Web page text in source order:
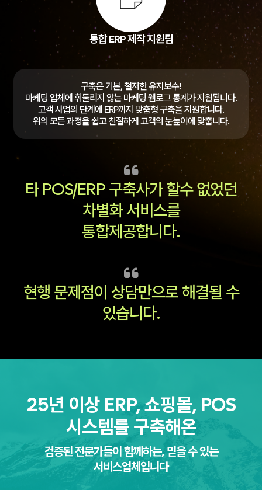
통합 ERP 제작 지원팀
구축은 기본, 철저한 유지보수!
마케팅 업체에 휘둘리지 않는 마케팅 웹로그 통계가 지원됩니다.
고객 사업의 단계에 ERP까지 맞춤형 구축을 지원합니다.
위의 모든 과정을 쉽고 친절하게 고객의 눈높이에 맞춥니다.
타 POS/ERP 구축사가 할수 없었던
차별화 서비스를
통합제공합니다.
현행 문제점이 상담만으로 해결될 수
있습니다.
25년 이상 ERP, 쇼핑몰, POS
시스템를 구축해온
검증된 전문가들이 함께하는, 믿을 수 있는
서비스업체입니다